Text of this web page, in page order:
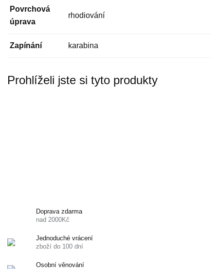
Povrchová
úprava
rhodiování
Zapínání karabina
Prohlíželi jste si tyto produkty
Doprava zdarma
nad 2000Kč
Jednoduché vrácení
zboží do 100 dní
Osobní věnování